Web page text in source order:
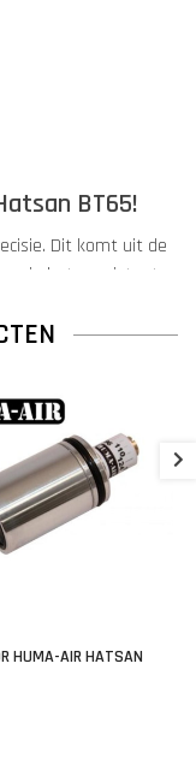
BT65!
Dit komt uit de
in het consistente
in kaliber6,35mm (.25)
air stripper.
voordat je de loop
HUMA-AIR HATSAN